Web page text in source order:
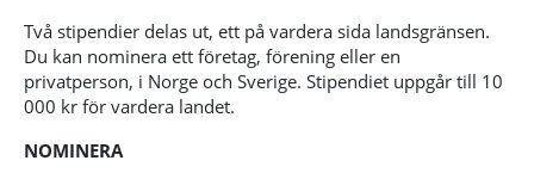
Två stipendier delas ut, ett på vardera sida landsgränsen.
Du kan nominera ett företag, förening eller en
privatperson, i Norge och Sverige. Stipendiet uppgår till 10
000 kr för vardera landet.
NOMINERA